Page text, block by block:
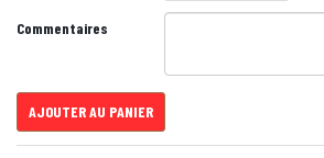
Commentaires
AJOUTER AU PANIER